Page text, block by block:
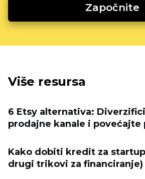
Započnite
Više resursa
6 Etsy alternativa:
prodajne kanale i povećajte
Kako dobiti kredit za
drugi trikovi za financiranje)